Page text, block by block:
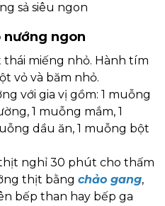
sả siêu ngon
ngon
thái miếng nhỏ. Hành tím
vỏ và băm nhỏ.
với gia vị gồm: 1 muỗng
1 muỗng mắm, 1
dầu ăn, 1 muỗng bột
nghỉ 30 phút cho thấm
thịt bằng chảo gang,
bếp than hay bếp ga